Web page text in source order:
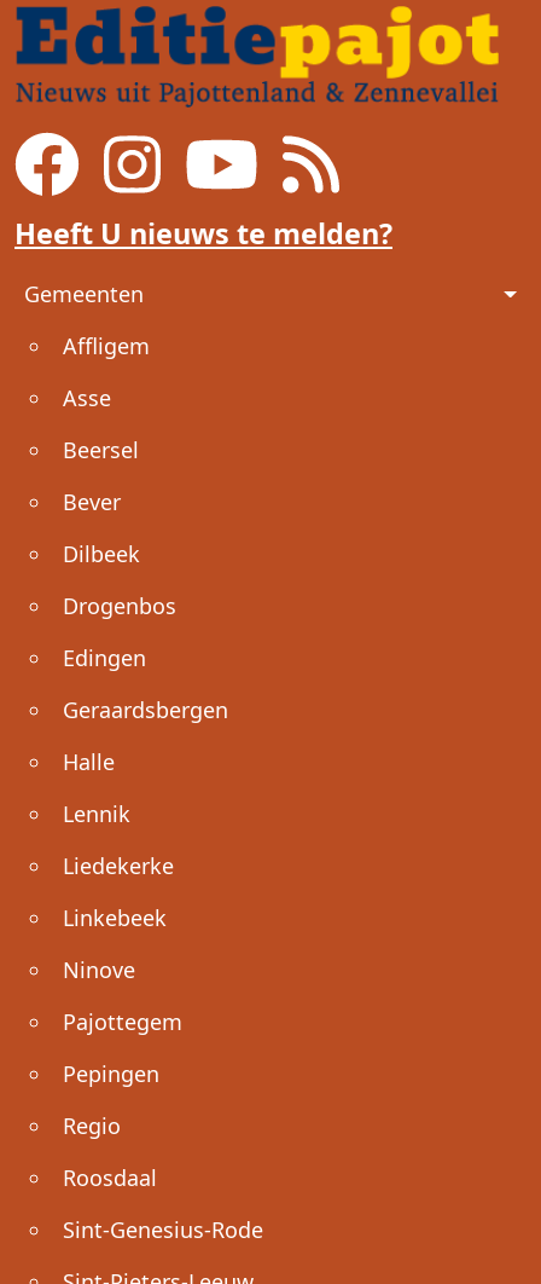
Heeft U nieuws te melden?
Voet
Gemeenten
Affligem
Asse
Beersel
Bever
Dilbeek
Drogenbos
Edingen
Geraardsbergen
Halle
Lennik
Liedekerke
Linkebeek
Ninove
Pajottegem
Pepingen
Regio
Roosdaal
Sint-Genesius-Rode